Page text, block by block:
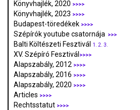
Könyvhajlék, 2020 >>>>
Könyvhajlék, 2023 >>>>
Budapest-töredékek >>>>
Szépírók youtube csatornája >>>
Balti Költészeti Fesztivál 1. 2. 3.
XV. Szépíró Fesztivál >>>>
Alapszabály, 2012 >>>>
Alapszabály, 2016 >>>>
Alapszabály, 2020 >>>>
Articles >>>>
Rechtsstatut >>>>